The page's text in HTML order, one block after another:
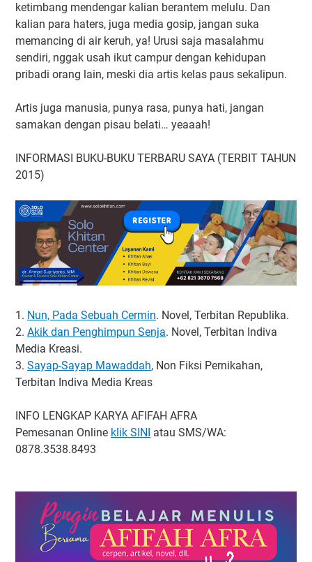
ketimbang mendengar kalian berantem melulu. Dan
kalian para haters, juga media gosip, jangan suka
memancing di air keruh, ya! Urusi saja masalahmu
sendiri, nggak usah ikut campur dengan kehidupan
pribadi orang lain, meski dia artis kelas paus sekalipun.
Artis juga manusia, punya rasa, punya hati, jangan
samakan dengan pisau belati… yeaaah!
INFORMASI BUKU-BUKU TERBARU SAYA (TERBIT TAHUN
2015)
1. Nun, Pada Sebuah Cermin. Novel, Terbitan Republika.
2. Akik dan Penghimpun Senja. Novel, Terbitan Indiva
Media Kreasi.
3. Sayap-Sayap Mawaddah, Non Fiksi Pernikahan,
Terbitan Indiva Media Kreas
INFO LENGKAP KARYA AFIFAH AFRA
Pemesanan Online klik SINI atau SMS/WA:
0878.3538.8493